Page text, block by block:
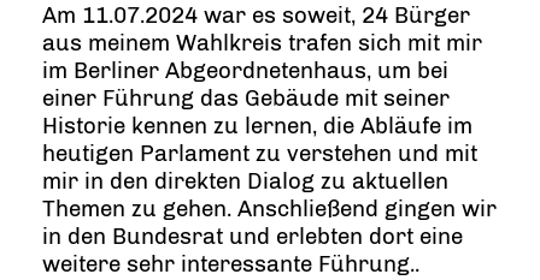
Am 11.07.2024 war es soweit, 24 Bürger
aus meinem Wahlkreis trafen sich mit mir
im Berliner Abgeordnetenhaus, um bei
einer Führung das Gebäude mit seiner
Historie kennen zu lernen, die Abläufe im
heutigen Parlament zu verstehen und mit
mir in den direkten Dialog zu aktuellen
Themen zu gehen. Anschließend gingen wir
in den Bundesrat und erlebten dort eine
weitere sehr interessante Führung..